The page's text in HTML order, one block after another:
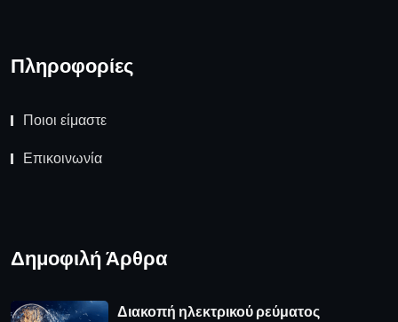
Πληροφορίες
Ποιοι είμαστε
Επικοινωνία
Δημοφιλή Άρθρα
Διακοπή ηλεκτρικού ρεύματος